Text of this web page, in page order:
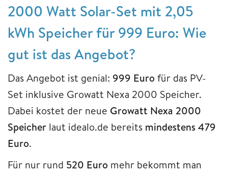
2000 Watt Solar-Set mit 2,05
kWh Speicher für 999 Euro: Wie
gut ist das Angebot?
Das Angebot ist genial: 999 Eurofür das PV-
Set inklusive Growatt Nexa 2000 Speicher.
Dabei kostet der neue Growatt Nexa 2000
Speicher laut idealo.de bereits mindestens 479
Euro.
Für nur rund 520 Euro mehr bekommt man